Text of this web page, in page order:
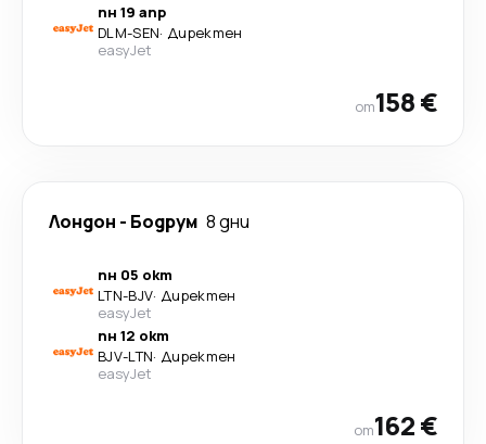
пн 19 апр
DLM-SEN· Директен
easyJet
от158 €
Лондон - Бодрум 8 дни
пн 05 окт
LTN-BJV· Директен
easyJet
пн 12 окт
BJV-LTN· Директен
easyJet
от162 €